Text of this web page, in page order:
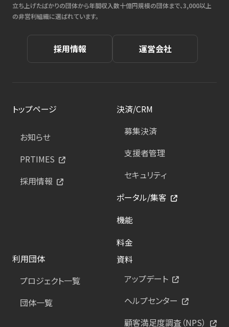
立ち上げたばかりの団体から年間収入数十億円規模の団体まで、3,000以上
の非営利組織に選ばれています。
採用情報 運営会社
トップページ
お知らせ
PRTIMES
採用情報
決済/CRM
募集決済
支援者管理
セキュリティ
ポータル/集客
機能
料金
利用団体
プロジェクト一覧
団体一覧
資料
アップデート
ヘルプセンター
顧客満足度調査（NPS）